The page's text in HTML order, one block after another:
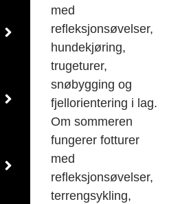
med
refleksjonsøvelser,
hundekjøring,
trugeturer,
snøbygging og
fjellorientering i lag.
Om sommeren
fungerer fotturer
med
refleksjonsøvelser,
terrengsykling,